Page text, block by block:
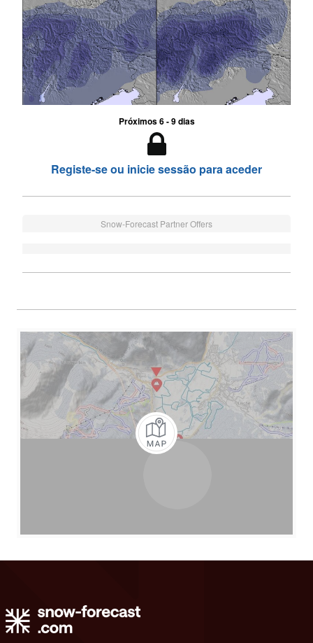
Próximos 6 - 9 dias
Registe-se ou inicie sessão para aceder
Snow-Forecast Partner Offers